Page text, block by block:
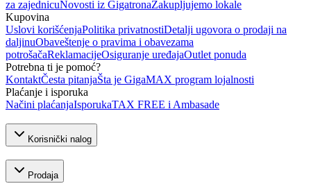
za zajednicuNovosti iz GigatronaZakupljujemo lokale
Kupovina
Uslovi korišćenjaPolitika privatnostiDetalji ugovora o prodaji na
daljinuObaveštenje o pravima i obavezama
potrošačaReklamacijeOsiguranje uređajaOutlet ponuda
Potrebna ti je pomoć?
KontaktČesta pitanjaŠta je GigaMAX program lojalnosti
Plaćanje i isporuka
Načini plaćanjaIsporukaTAX FREE i Ambasade
Korisnički nalog
Prodaja